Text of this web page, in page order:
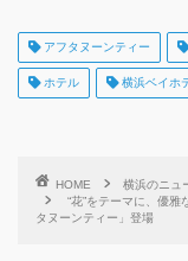
アフタヌーンティー
ホテル 横浜ベイホ
HOME
横浜のニュ
“花”をテーマに、優
タヌーンティー」登場